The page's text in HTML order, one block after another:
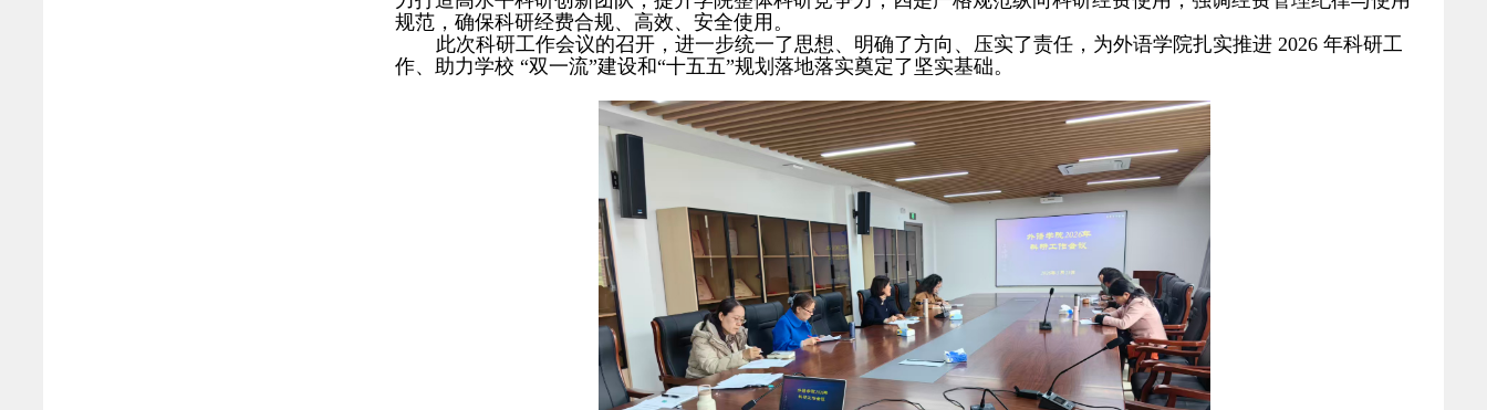
规范，确保科研经费合规、高效、安全使用。
此次科研工作会议的召开，进一步统一了思想、明确了方向、压实了责任，为外语学院扎实推进2026年科研工
作、助力学校 “双一流”建设和“十五五”规划落地落实奠定了坚实基础。